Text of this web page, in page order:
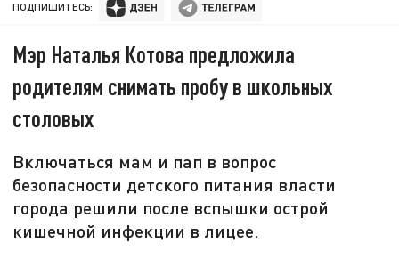
ПОДПИШИТЕСЬ:
Мэр Наталья Котова предложила
родителям снимать пробу в школьных
столовых
Включаться мам и пап в вопрос
безопасности детского питания власти
города решили после вспышки острой
кишечной инфекции в лицее.